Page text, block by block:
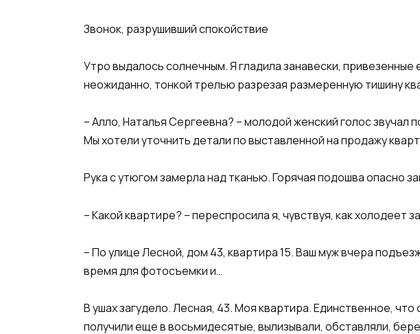
​Звонок, разрушивший спокойствие​
​Утро выдалось солнечным. Я гладила занавески,
неожиданно, тонкой трелью разрезая размеренную тишину
​– Алло, Наталья Сергеевна? – молодой женский голос
Мы хотели уточнить детали по выставленной на продажу
​Рука с утюгом замерла над тканью. Горячая подошва опасно
​– Какой квартире? – переспросила я, чувствуя, как холодеет
​– По улице Лесной, дом 43, квартира 15. Ваш муж вчера
время для фотосъемки и…​
​В ушах загудело. Лесная, 43. Моя квартира. Единственное,
получили еще в восьмидесятые, вылизывали, обставляли,